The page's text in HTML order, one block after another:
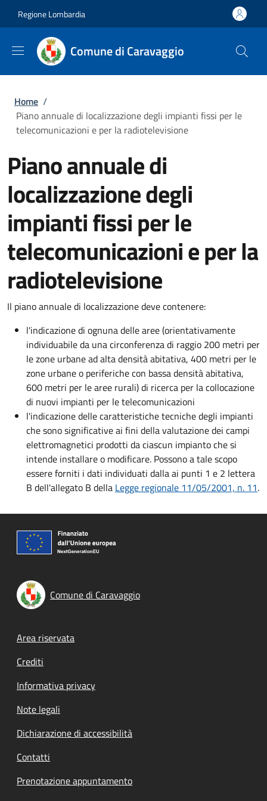
Regione Lombardia
Comune di Caravaggio
Briciole di pane
Home /
Piano annuale di localizzazione degli impianti fissi per le
telecomunicazioni e per la radiotelevisione
Piano annuale di
localizzazione degli
impianti fissi per le
telecomunicazioni e per la
radiotelevisione
Il piano annuale di localizzazione deve contenere:
l'indicazione di ognuna delle aree (orientativamente
individuabile da una circonferenza di raggio 200 metri per
le zone urbane ad alta densità abitativa, 400 metri per le
zone urbane o periferiche con bassa densità abitativa,
600 metri per le aree rurali) di ricerca per la collocazione
di nuovi impianti per le telecomunicazioni
l'indicazione delle caratteristiche tecniche degli impianti
che sono significative ai fini della valutazione dei campi
elettromagnetici prodotti da ciascun impianto che si
intende installare o modificare. Possono a tale scopo
essere forniti i dati individuati dalla ai punti 1 e 2 lettera
B dell'allegato B della Legge regionale 11/05/2001, n. 11.
Comune di Caravaggio
Footer menu
Area riservata
Crediti
Informativa privacy
Note legali
Dichiarazione di accessibilità
Contatti
Prenotazione appuntamento